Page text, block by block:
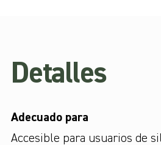
Detalles
Adecuado para
Accesible para usuarios de